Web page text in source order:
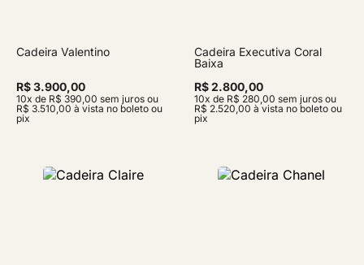
Cadeira Valentino
R$ 3.900,00
10x de R$ 390,00 sem juros ou
R$ 3.510,00 à vista no boleto ou
pix
Cadeira Executiva Coral
Baixa
R$ 2.800,00
10x de R$ 280,00 sem juros ou
R$ 2.520,00 à vista no boleto ou
pix